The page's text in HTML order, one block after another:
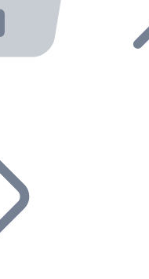
nostra API nel tuo
nostra rete di
il token del tuo